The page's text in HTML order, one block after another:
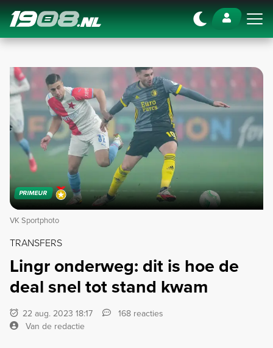
Navigation
PRIMEUR
VK Sportphoto
TRANSFERS
Lingr onderweg: dit is hoe de
deal snel tot stand kwam
22 aug. 2023 18:17
168 reacties
Van de redactie